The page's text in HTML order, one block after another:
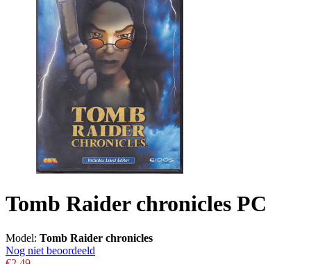
Tomb Raider chronicles PC
Model: Tomb Raider chronicles
Nog niet beoordeeld